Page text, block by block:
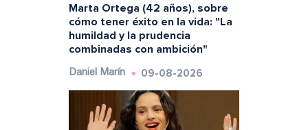
Marta Ortega (42 años), sobre
cómo tener éxito en la vida: "La
humildad y la prudencia
combinadas con ambición"
Daniel Marín 09-08-2026